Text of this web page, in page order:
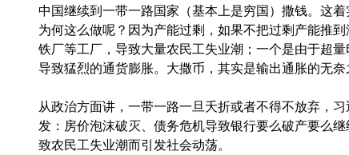
中国继续到一带一路国家（基本上是穷国）撒钱。这
为何这么做呢？因为产能过剩，如果不把过剩产能推
铁厂等工厂，导致大量农民工失业潮；一个是由于超
导致猛烈的通货膨胀。大撒币，其实是输出通胀的无奈
从政治方面讲，一带一路一旦夭折或者不得不放弃，
发：房价泡沫破灭、债务危机导致银行要么破产要么
致农民工失业潮而引发社会动荡。